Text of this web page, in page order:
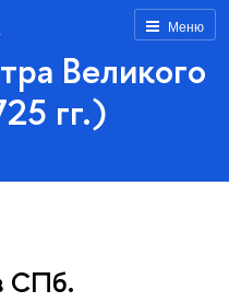
Меню
Великого
гг.)
СПб.